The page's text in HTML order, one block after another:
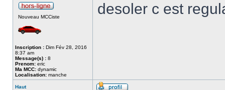
Nouveau MCCiste
Inscription : Dim Fév 28, 2016
8:37 am
Message(s) : 8
Prenom: eric
Ma MCC: dynamic
Localisation: manche
desoler c est
Haut